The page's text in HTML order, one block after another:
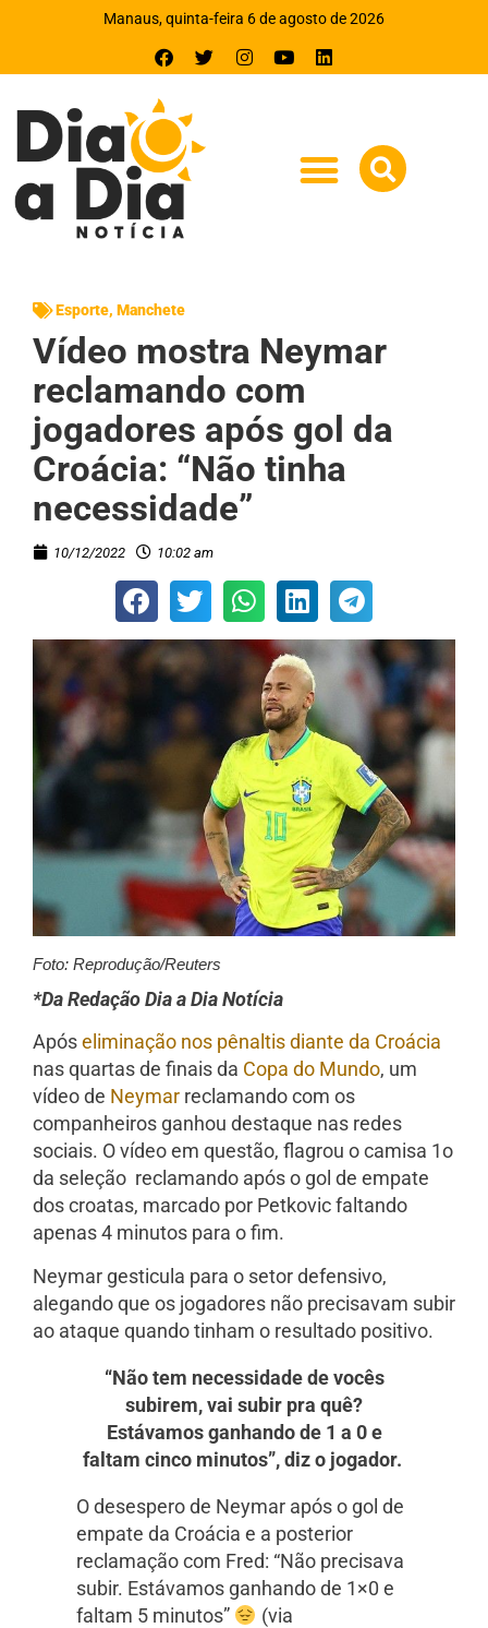
Manaus, quinta-feira 6 de agosto de 2026
Esporte, Manchete
Vídeo mostra Neymar
reclamando com
jogadores após gol da
Croácia: “Não tinha
necessidade”
10/12/2022 10:02 am
Foto: Reprodução/Reuters
*Da Redação Dia a Dia Notícia
Apóseliminação nos pênaltis diante da Croácia
nas quartas de finais da Copa do Mundo, um
vídeo de Neymar reclamando com os
companheiros ganhou destaque nas redes
sociais. O vídeo em questão, flagrou o camisa 1o
da seleção reclamando após o gol de empate
dos croatas, marcado por Petkovic faltando
apenas 4 minutos para o fim.
Neymar gesticula para o setor defensivo,
alegando que os jogadores não precisavam subir
ao ataque quando tinham o resultado positivo.
“Não tem necessidade de vocês
subirem, vai subir pra quê?
Estávamos ganhando de 1 a 0 e
faltam cinco minutos”, diz o jogador.
O desespero de Neymar após o gol de
empate da Croácia e a posterior
reclamação com Fred: “Não precisava
subir. Estávamos ganhando de 1×0 e
faltam 5 minutos”
(via